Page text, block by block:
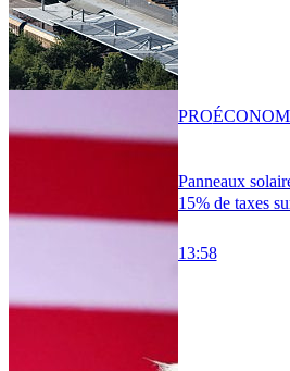
Panneaux
15% de taxes
13:58
PRO